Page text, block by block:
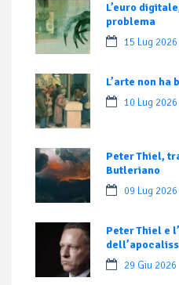
L’euro
problema
15 Lug 2026
L’arte non ha
10 Lug 2026
Peter Thiel,
Butleriano
09 Lug 2026
Peter Thiel e
29 Giu 2026